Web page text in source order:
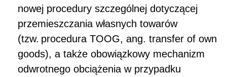
nowej procedury szczególnej dotyczącej
przemieszczania własnych towarów
(tzw. procedura TOOG, ang. transfer of own
goods), a także obowiązkowy mechanizm
odwrotnego obciążenia w przypadku